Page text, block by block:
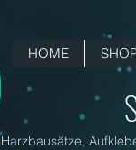
HOME
Harzbausätze,